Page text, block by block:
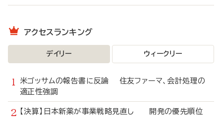
アクセスランキング
デイリー ウィークリー
米ゴッサムの報告書に反論 住友ファーマ、会計処理の
適正性強調
【決算】日本新薬が事業戦略見直し 開発の優先順位